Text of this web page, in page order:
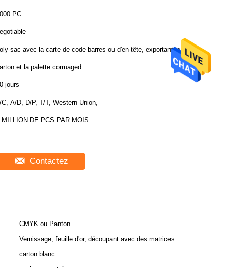
PC
sac avec la carte de code barres ou d'en-tête, exportant le
et la palette corruaged
jours
C, A/D, D/P, T/T, Western Union,
MILLION DE PCS PAR MOIS
Contactez
CMYK ou Panton
Vernissage, feuille d'or, découpant avec des matrices
carton blanc